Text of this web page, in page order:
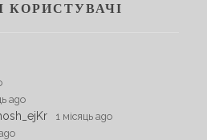
КОРИСТУВАЧІ
ago
1 місяць ago